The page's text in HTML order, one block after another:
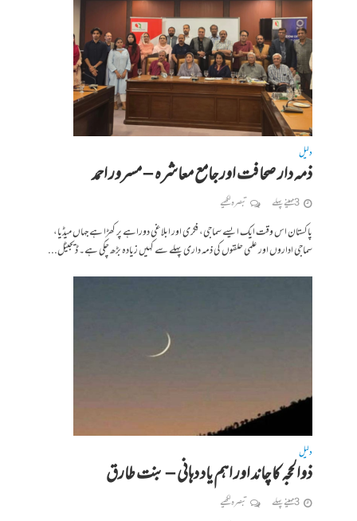
دلیل
ذمہ دار صحافت اور جامع معاشرہ – مسرور احمد
3 مہینے پہلے تبصرہ لکھیے
پاکستان اس وقت ایک ایسے سماجی، فکری اور ابلاغی دوراہے پر کھڑا ہے جہاں میڈیا،
سماجی اداروں اور علمی حلقوں کی ذمہ داری پہلے سے کہیں زیادہ بڑھ چکی ہے۔ ڈیجیٹل...
دلیل
ذوالحجہ کا چاند اور اہم یاد دہانی – بنت طارق
3 مہینے پہلے تبصرہ لکھیے